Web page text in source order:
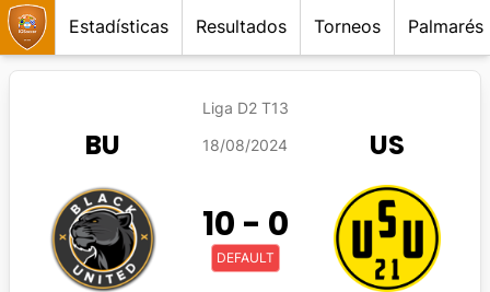
Estadísticas Resultados Torneos Palmarés
Liga D2 T13
BU 18/08/2024 US
10 - 0
DEFAULT